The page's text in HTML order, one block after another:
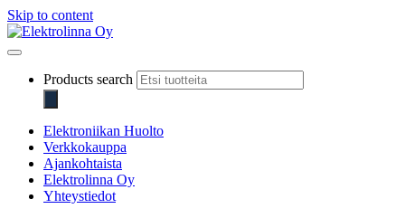
Skip to content
Products search
Elektroniikan Huolto
Verkkokauppa
Ajankohtaista
Elektrolinna Oy
Yhteystiedot